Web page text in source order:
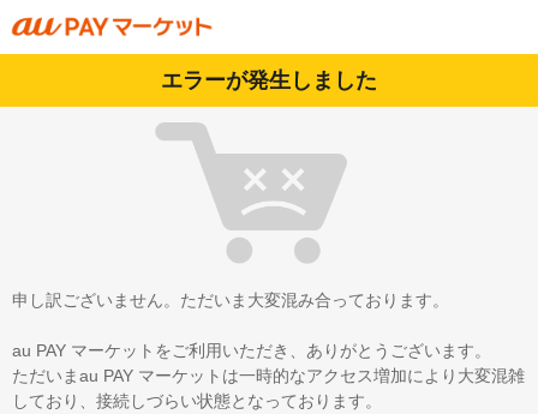
エラーが発生しました
申し訳ございません。ただいま大変混み合っております。
au PAY マーケットをご利用いただき、ありがとうございます。
ただいまau PAY マーケットは一時的なアクセス増加により大変混雑
しており、接続しづらい状態となっております。